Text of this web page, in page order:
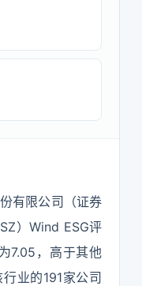
有限公司（证券
）Wind ESG评
7.05，高于其他
业的191家公司